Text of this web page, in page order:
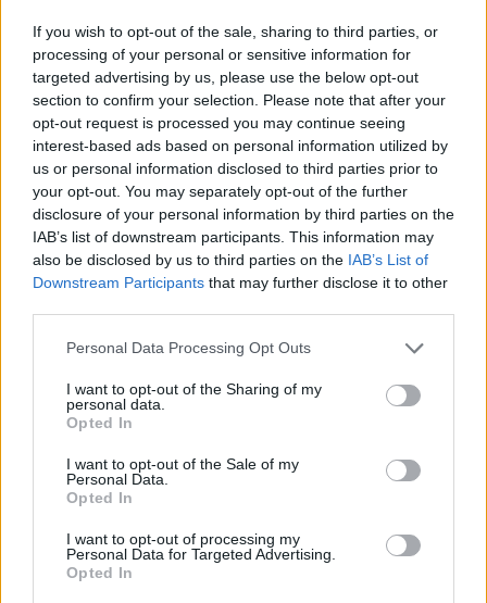
If you wish to opt-out of the sale, sharing to third parties, or
processing of your personal or sensitive information for
targeted advertising by us, please use the below opt-out
section to confirm your selection. Please note that after your
opt-out request is processed you may continue seeing
interest-based ads based on personal information utilized by
us or personal information disclosed to third parties prior to
your opt-out. You may separately opt-out of the further
disclosure of your personal information by third parties on the
IAB’s list of downstream participants. This information may
also be disclosed by us to third parties on the IAB’s List of
Downstream Participants that may further disclose it to other
Personal Data Processing Opt Outs
I want to opt-out of the Sharing of my
personal data.
Opted In
I want to opt-out of the Sale of my
Personal Data.
Opted In
I want to opt-out of processing my
Personal Data for Targeted Advertising.
Opted In
elbizonytalanítaná a magyar gazdaság iránt
érdeklődő pénzügyi befektetőket és nemzetközi
vállalatokat, és egy ilyen büntetés a magyar
állampapírhozamok további emelkedését és a
forint gyengülését okozná. Az ügy gyors
értelmezése cikkünk végén már olvasható!
Érdekes tanácsi dokumentum - új szintre lép a Brüsszel-
Budapest csata Nagyon érdekes uniós anyag szövege
szivárgott ki a Financial Times-ban, melynek online
verziója a címlapján vezető anyagként hozza a
Magyarországról szóló írást. A brit üzleti napilap
lényegében úgy értelmezi a dokumentumot, hogy az EU
héten tartandó...
KEDVES OLVASÓNK!
A keresett cikk a portfolio.hu hírarchívumához
tartozik, melynek olvasása előfizetéses
regisztrációhoz kötött.